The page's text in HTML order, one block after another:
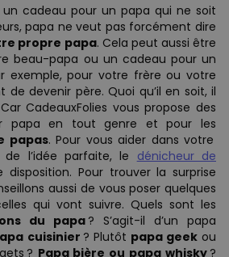
un cadeau pour un papa qui ne soit
papa ne veut pas forcément dire
propre papa. Cela peut aussi être
beau-papa ou un cadeau pour un
exemple, pour votre frère ou votre
de devenir père. Quoi qu’il en soit, il
CadeauxFolies vous propose des
papa en tout genre et pour les
papas. Pour vous aider dans votre
l’idée parfaite, le dénicheur de
Pour trouver la surprise
aussi de vous poser quelques
qui vont suivre. Quels sont les
du papa ? S’agit-il d’un papa
cuisinier ? Plutôt papa geekou
? Papa bière ou papa whisky ?